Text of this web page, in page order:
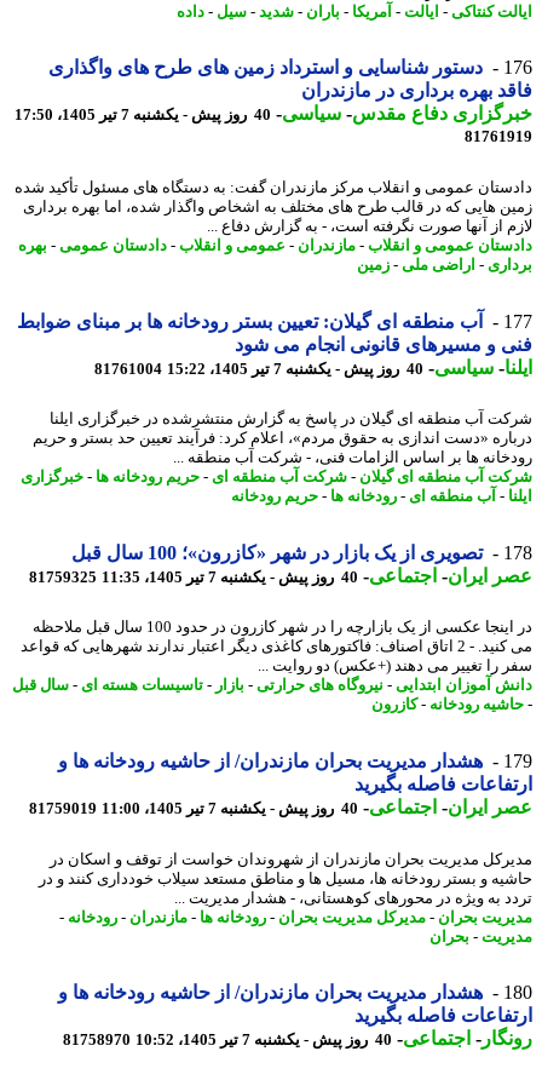
کنتاکی-ایالت -آمریکا- باران- شدید-سیل-داده
دستور شناسایی و استرداد زمین های طرح های واگذاری
بهره برداری در مازندران
دفاع مقدس-سیاسی-40 روز پیش - یکشنبه 7 تیر 1405، 17:50
عمومی و انقلاب مرکز مازندران گفت: به دستگاه های مسئول تأکید شده
هایی که در قالب طرح های مختلف به اشخاص واگذار شده، اما بهره برداری
از آنها صورت نگرفته است، - به گزارش دفاع ...
عمومی و انقلاب-مازندران- عمومی و انقلاب-دادستان عمومی-بهره
- اراضی ملی -زمین
آب منطقه ای گیلان: تعیین بستر رودخانه ها بر مبنای ضوابط
و مسیرهای قانونی انجام می شود
-سیاسی-40 روز پیش - یکشنبه 7 تیر 1405، 15:22 81761004
آب منطقه ای گیلان در پاسخ به گزارش منتشرشده در خبرگزاری ایلنا
«دست اندازی به حقوق مردم»، اعلام کرد: فرآیند تعیین حد بستر و حریم
ها بر اساس الزامات فنی، - شرکت آب منطقه ...
آب منطقه ای گیلان-شرکت آب منطقه ای- حریم رودخانه ها- خبرگزاری
-آب منطقه ای- رودخانه ها- حریم رودخانه
تصویری از یک بازار در شهر «کازرون»؛ 100 سال قبل
ایران- اجتماعی-40 روز پیش - یکشنبه 7 تیر 1405، 11:35 81759325
در اینجا عکسی از یک بازارچه را در شهر کازرون در حدود 100 سال قبل ملاحظه
می کنید. - 2 اتاق اصناف: فاکتورهای کاغذی دیگر اعتبار ندارند شهرهایی که قواعد
را تغییر می دهند (+عکس) دو روایت ...
آموزان ابتدایی- نیروگاه های حرارتی -بازار - تاسیسات هسته ای- سال قبل
رودخانه-کازرون
هشدار مدیریت بحران مازندران/ از حاشیه رودخانه ها و
فاصله بگیرید
ایران- اجتماعی-40 روز پیش - یکشنبه 7 تیر 1405، 11:00 81759019
مدیریت بحران مازندران از شهروندان خواست از توقف و اسکان در
و بستر رودخانه ها، مسیل ها و مناطق مستعد سیلاب خودداری کنند و در
به ویژه در محورهای کوهستانی، - هشدار مدیریت ...
بحران- مدیرکل مدیریت بحران- رودخانه ها- مازندران- رودخانه-
-بحران
هشدار مدیریت بحران مازندران/ از حاشیه رودخانه ها و
فاصله بگیرید
-اجتماعی-40 روز پیش - یکشنبه 7 تیر 1405، 10:52 81758970